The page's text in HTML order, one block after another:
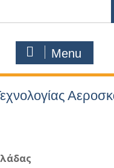
Menu